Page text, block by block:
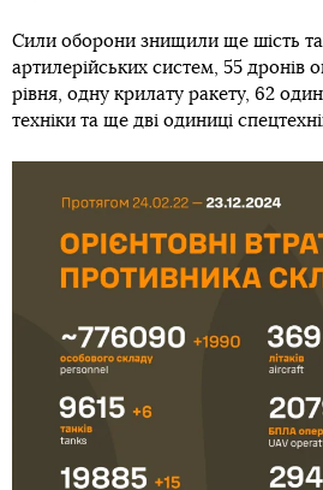
Сили оборони знищили ще шість
артилерійських систем, 55 дронів
рівня, одну крилату ракету, 62
техніки та ще дві одиниці